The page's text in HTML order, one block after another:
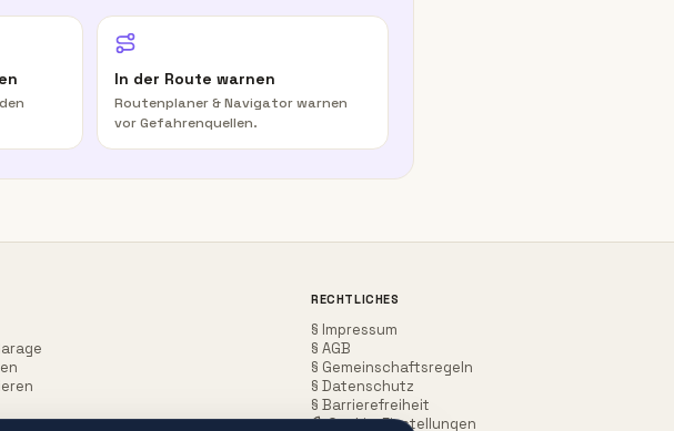
In der Route warnen
Routenplaner & Navigator warnen
vor Gefahrenquellen.
RECHTLICHES
§ Impressum
§ AGB
§ Gemeinschaftsregeln
§ Datenschutz
§ Barrierefreiheit
Cookie-Einstellungen